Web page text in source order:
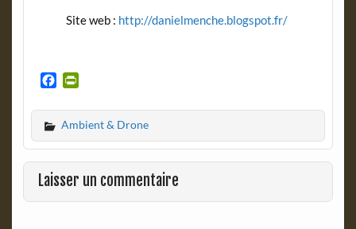
Site web : http://danielmenche.blogspot.fr/
c
e
b
o
o
k
i
n
t
F
r
e
Ambient & Drone
Laisser un commentaire